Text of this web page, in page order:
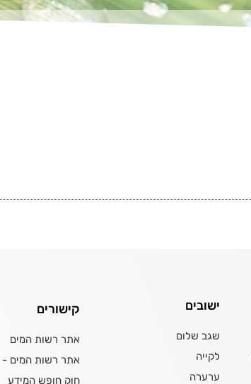
ישובים
שגב שלום
לקייה
ערערה
קישורים
אתר רשות המים
אתר רשות המים -
חוק חופש המידע